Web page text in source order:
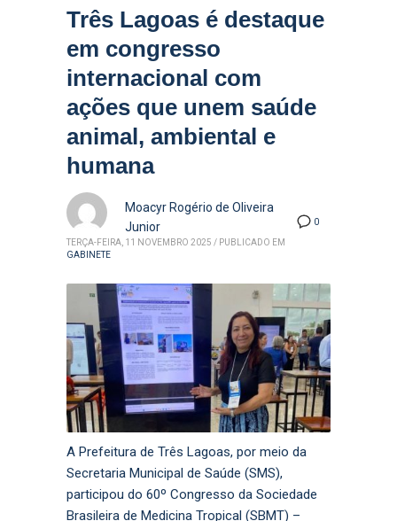
Três Lagoas é destaque
em congresso
internacional com
ações que unem saúde
animal, ambiental e
humana
0
Moacyr Rogério de Oliveira
Junior
TERÇA-FEIRA, 11 NOVEMBRO 2025 / PUBLICADO EM
GABINETE
A Prefeitura de Três Lagoas, por meio da
Secretaria Municipal de Saúde (SMS),
participou do 60º Congresso da Sociedade
Brasileira de Medicina Tropical (SBMT) –